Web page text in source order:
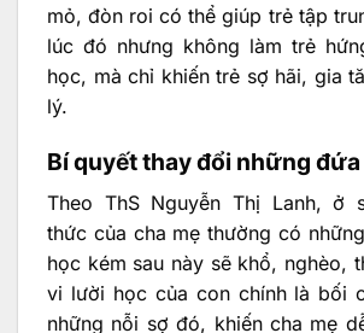
mỏ, đòn roi có thể giúp trẻ tập
lúc đó nhưng không làm trẻ
học, mà chỉ khiến trẻ sợ hãi, gia
lý.
Bí quyết thay đổi những
Theo ThS Nguyễn Thị Lanh, ở
thức của cha mẹ thường có
học kém sau này sẽ khổ, nghèo,
vi lười học của con chính là bối
những nỗi sợ đó, khiến cha mẹ